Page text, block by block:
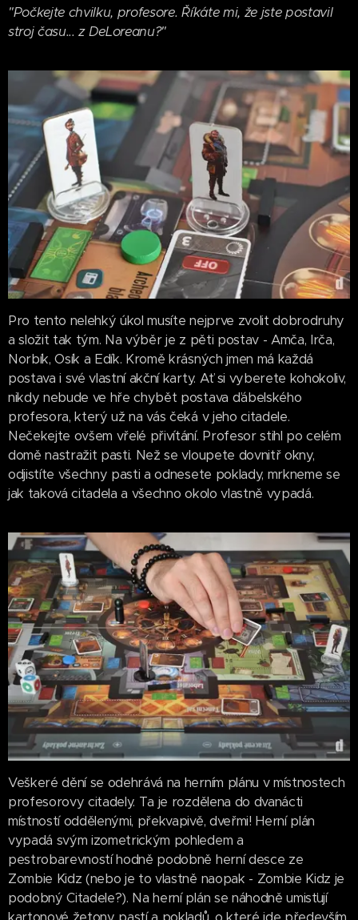
"Počkejte chvilku, profesore. Říkáte mi, že jste postavil
stroj času... z DeLoreanu?"
Pro tento nelehký úkol musíte nejprve zvolit dobrodruhy
a složit tak tým. Na výběr je z pěti postav - Amča, Irča,
Norbík, Osík a Edík. Kromě krásných jmen má každá
postava i své vlastní akční karty. Ať si vyberete kohokoliv,
nikdy nebude ve hře chybět postava ďábelského
profesora, který už na vás čeká v jeho citadele.
Nečekejte ovšem vřelé přivítání. Profesor stihl po celém
domě nastražit pasti. Než se vloupete dovnitř okny,
odjistíte všechny pasti a odnesete poklady, mrkneme se
jak taková citadela a všechno okolo vlastně vypadá.
Veškeré dění se odehrává na herním plánu v místnostech
profesorovy citadely. Ta je rozdělena do dvanácti
místností oddělenými, překvapivě, dveřmi! Herní plán
vypadá svým izometrickým pohledem a
pestrobarevností hodně podobně herní desce ze
Zombie Kidz (nebo je to vlastně naopak - Zombie Kidz je
podobný Citadele?). Na herní plán se náhodně umisťují